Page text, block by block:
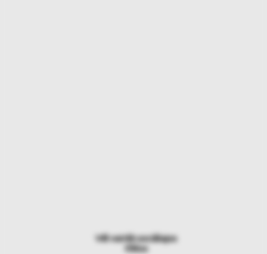
Vēl vairāk sociālajos
tīklos